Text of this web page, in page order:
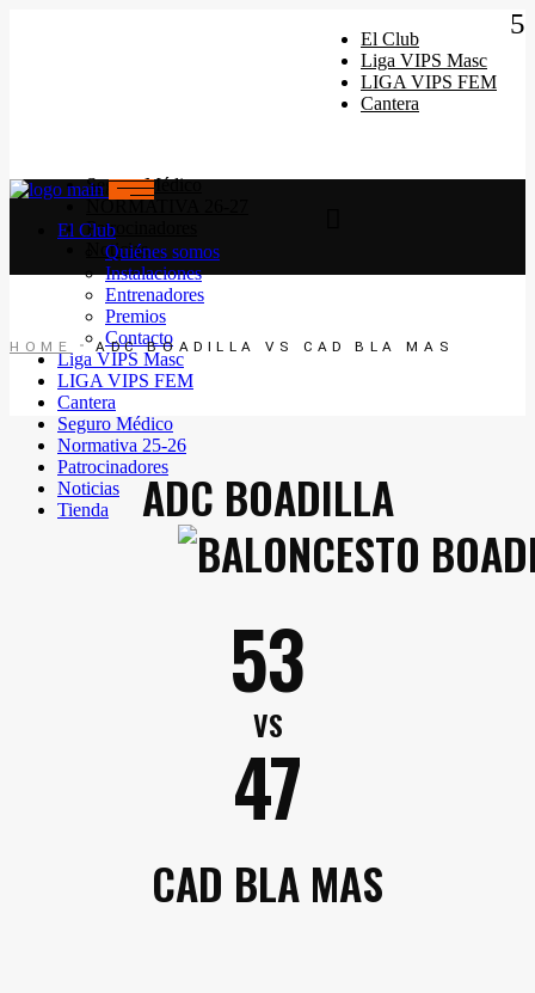
El Club
Liga VIPS Masc
LIGA VIPS FEM
Cantera
Seguro Médico
NORMATIVA 26-27
Patrocinadores
Noticias
El Club
Quiénes somos
Instalaciones
Entrenadores
Premios
Contacto
Liga VIPS Masc
LIGA VIPS FEM
Cantera
Seguro Médico
Normativa 25-26
Patrocinadores
Noticias
Tienda
HOME ADC BOADILLA VS CAD BLA MAS
ADC BOADILLA
53
VS
47
CAD BLA MAS